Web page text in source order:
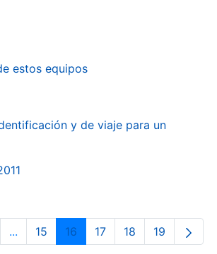
estos equipos
y de viaje para un
...Intermediate Pages Use TAB to
Orrialdea
15 Orrialdea
16 Orrialdea
17 Orrialdea
18 Orrialdea
19